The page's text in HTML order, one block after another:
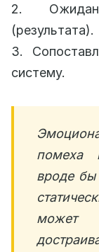
2.
(результата).
3.
систему.
помеха
вроде бы
может